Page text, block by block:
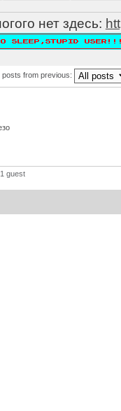
нет здесь:
posts from previous:
guest